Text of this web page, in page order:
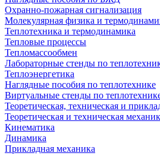
Охранно-пожарная сигнализация
Молекулярная физика и
Теплотехника и термодинамика
Тепловые процессы
Тепломассообмен
Лабораторные стенды по
Теплоэнергетика
Наглядные пособия по теплотехнике
Виртуальные стенды по
Теоретическая, техническая и
Теоретическая и техническая
Кинематика
Динамика
Прикладная механика